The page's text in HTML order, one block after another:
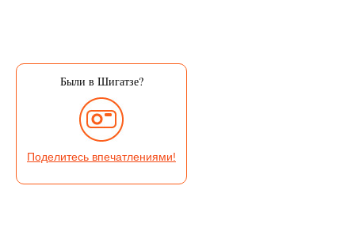
Были в Шигатзе?
Поделитесь впечатлениями!